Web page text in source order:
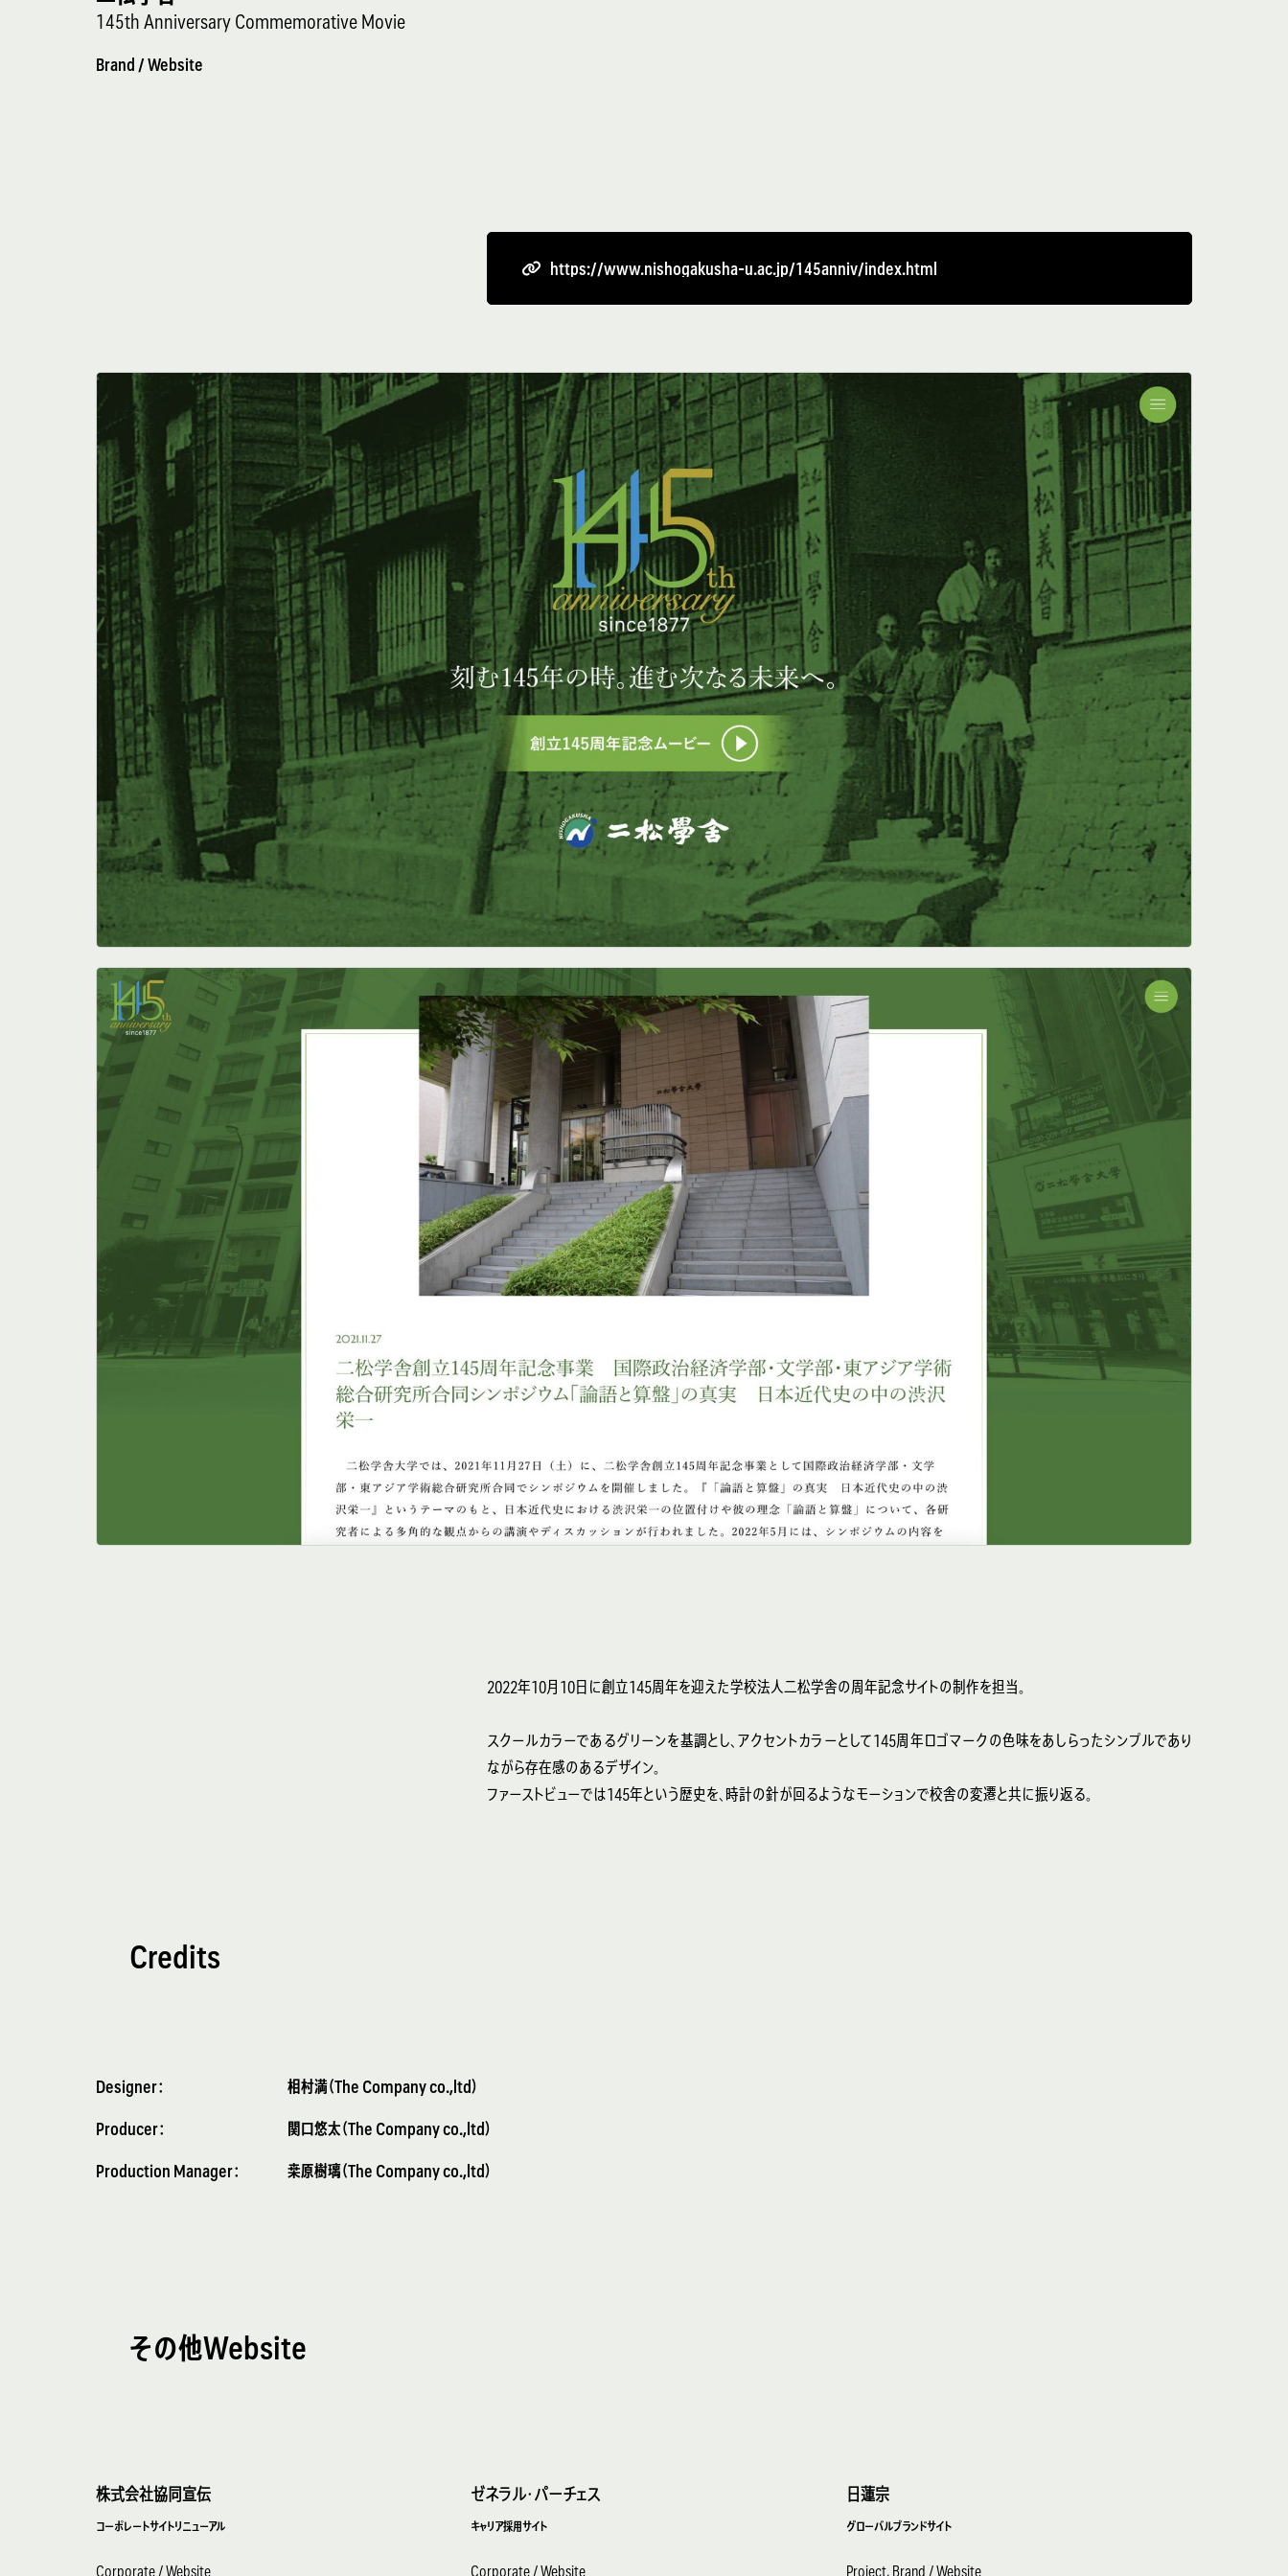
145th Anniversary Commemorative Movie
Brand /Website
https://www.nishogakusha-u.ac.jp/145anniv/index.html
2022年10月10日に創立145周年を迎えた学校法人二松学舎の周年記念サイトの制作を担当。
スクールカラーであるグリーンを基調とし、アクセントカラーとして145周年ロゴマークの色味をあしらったシンプルであり
ながら存在感のあるデザイン。
ファーストビューでは145年という歴史を、時計の針が回るようなモーションで校舎の変遷と共に振り返る。
Credits
Designer： 相村満（The Company co.,ltd）
Producer： 関口悠太（The Company co.,ltd）
Production Manager： 桒原樹璃（The Company co.,ltd）
その他Website
株式会社協同宣伝
コーポレートサイトリニューアル
Corporate / Website
ゼネラル・パーチェス
キャリア採用サイト
Corporate / Website
日蓮宗
グローバルブランドサイト
Project, Brand / Website